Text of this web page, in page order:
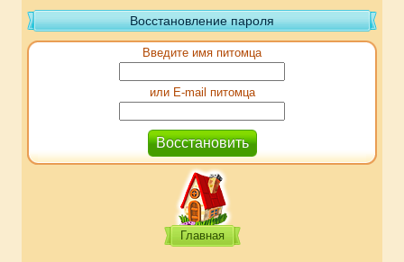
Восстановление пароля
Введите имя питомца
или E-mail питомца
Главная